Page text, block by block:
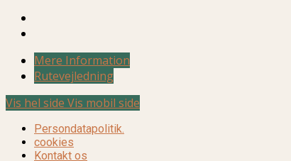
Mere Information
Rutevejledning
Vis hel side Vis mobil side
Persondatapolitik.
cookies
Kontakt os